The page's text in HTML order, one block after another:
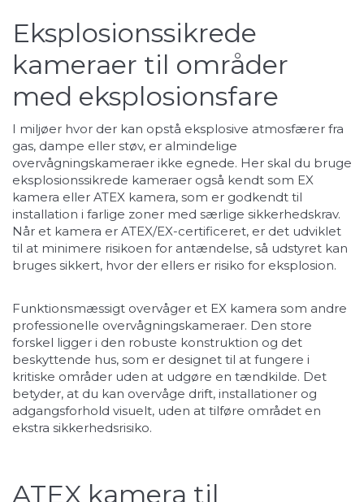
Eksplosionssikrede
kameraer til områder
med eksplosionsfare
I miljøer hvor der kan opstå eksplosive atmosfærer fra
gas, dampe eller støv, er almindelige
overvågningskameraer ikke egnede. Her skal du bruge
eksplosionssikrede kameraer også kendt som EX
kamera eller ATEX kamera, som er godkendt til
installation i farlige zoner med særlige sikkerhedskrav.
Når et kamera er ATEX/EX-certificeret, er det udviklet
til at minimere risikoen for antændelse, så udstyret kan
bruges sikkert, hvor der ellers er risiko for eksplosion.
Funktionsmæssigt overvåger et EX kamera som andre
professionelle overvågningskameraer. Den store
forskel ligger i den robuste konstruktion og det
beskyttende hus, som er designet til at fungere i
kritiske områder uden at udgøre en tændkilde. Det
betyder, at du kan overvåge drift, installationer og
adgangsforhold visuelt, uden at tilføre området en
ekstra sikkerhedsrisiko.
ATEX kamera til